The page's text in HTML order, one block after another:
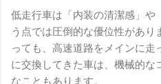
低走行車は「内装の清潔感」や
う点では圧倒的な優位性があ
っても、高速道路をメインに走
に交換してきた車は、機械的な
なこともあります。